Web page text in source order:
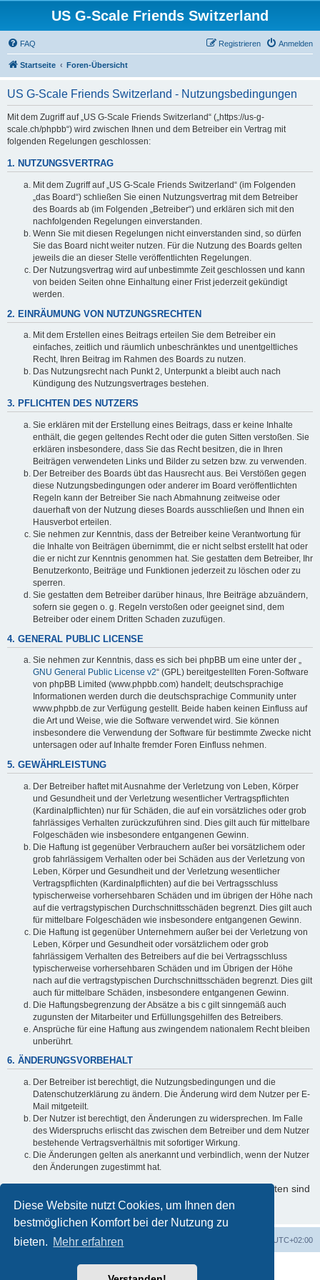
Diese Website nutzt Cookies, um Ihnen den
bestmöglichen Komfort bei der Nutzung zu
bieten. Mehr erfahren
US G-Scale Friends Switzerland
FAQ Anmelden
Registrieren
Startseite Foren-Übersicht
US G-Scale Friends Switzerland - Nutzungsbedingungen
Mit dem Zugriff auf „US G-Scale Friends Switzerland“ („https://us-g-
scale.ch/phpbb“) wird zwischen Ihnen und dem Betreiber ein Vertrag mit
folgenden Regelungen geschlossen:
1. NUTZUNGSVERTRAG
Mit dem Zugriff auf „US G-Scale Friends Switzerland“ (im Folgenden
„das Board“) schließen Sie einen Nutzungsvertrag mit dem Betreiber
des Boards ab (im Folgenden „Betreiber“) und erklären sich mit den
nachfolgenden Regelungen einverstanden.
Wenn Sie mit diesen Regelungen nicht einverstanden sind, so dürfen
Sie das Board nicht weiter nutzen. Für die Nutzung des Boards gelten
jeweils die an dieser Stelle veröffentlichten Regelungen.
Der Nutzungsvertrag wird auf unbestimmte Zeit geschlossen und kann
von beiden Seiten ohne Einhaltung einer Frist jederzeit gekündigt
werden.
2. EINRÄUMUNG VON NUTZUNGSRECHTEN
Mit dem Erstellen eines Beitrags erteilen Sie dem Betreiber ein
einfaches, zeitlich und räumlich unbeschränktes und unentgeltliches
Recht, Ihren Beitrag im Rahmen des Boards zu nutzen.
Das Nutzungsrecht nach Punkt 2, Unterpunkt a bleibt auch nach
Kündigung des Nutzungsvertrages bestehen.
3. PFLICHTEN DES NUTZERS
Sie erklären mit der Erstellung eines Beitrags, dass er keine Inhalte
enthält, die gegen geltendes Recht oder die guten Sitten verstoßen. Sie
erklären insbesondere, dass Sie das Recht besitzen, die in Ihren
Beiträgen verwendeten Links und Bilder zu setzen bzw. zu verwenden.
Der Betreiber des Boards übt das Hausrecht aus. Bei Verstößen gegen
diese Nutzungsbedingungen oder anderer im Board veröffentlichten
Regeln kann der Betreiber Sie nach Abmahnung zeitweise oder
dauerhaft von der Nutzung dieses Boards ausschließen und Ihnen ein
Hausverbot erteilen.
Sie nehmen zur Kenntnis, dass der Betreiber keine Verantwortung für
die Inhalte von Beiträgen übernimmt, die er nicht selbst erstellt hat oder
die er nicht zur Kenntnis genommen hat. Sie gestatten dem Betreiber, Ihr
Benutzerkonto, Beiträge und Funktionen jederzeit zu löschen oder zu
sperren.
Sie gestatten dem Betreiber darüber hinaus, Ihre Beiträge abzuändern,
sofern sie gegen o. g. Regeln verstoßen oder geeignet sind, dem
Betreiber oder einem Dritten Schaden zuzufügen.
4. GENERAL PUBLIC LICENSE
Sie nehmen zur Kenntnis, dass es sich bei phpBB um eine unter der „
GNU General Public License v2“ (GPL) bereitgestellten Foren-Software
von phpBB Limited (www.phpbb.com) handelt; deutschsprachige
Informationen werden durch die deutschsprachige Community unter
www.phpbb.de zur Verfügung gestellt. Beide haben keinen Einfluss auf
die Art und Weise, wie die Software verwendet wird. Sie können
insbesondere die Verwendung der Software für bestimmte Zwecke nicht
untersagen oder auf Inhalte fremder Foren Einfluss nehmen.
5. GEWÄHRLEISTUNG
Der Betreiber haftet mit Ausnahme der Verletzung von Leben, Körper
und Gesundheit und der Verletzung wesentlicher Vertragspflichten
(Kardinalpflichten) nur für Schäden, die auf ein vorsätzliches oder grob
fahrlässiges Verhalten zurückzuführen sind. Dies gilt auch für mittelbare
Folgeschäden wie insbesondere entgangenen Gewinn.
Die Haftung ist gegenüber Verbrauchern außer bei vorsätzlichem oder
grob fahrlässigem Verhalten oder bei Schäden aus der Verletzung von
Leben, Körper und Gesundheit und der Verletzung wesentlicher
Vertragspflichten (Kardinalpflichten) auf die bei Vertragsschluss
typischerweise vorhersehbaren Schäden und im übrigen der Höhe nach
auf die vertragstypischen Durchschnittsschäden begrenzt. Dies gilt auch
für mittelbare Folgeschäden wie insbesondere entgangenen Gewinn.
Die Haftung ist gegenüber Unternehmern außer bei der Verletzung von
Leben, Körper und Gesundheit oder vorsätzlichem oder grob
fahrlässigem Verhalten des Betreibers auf die bei Vertragsschluss
typischerweise vorhersehbaren Schäden und im Übrigen der Höhe
nach auf die vertragstypischen Durchschnittsschäden begrenzt. Dies gilt
auch für mittelbare Schäden, insbesondere entgangenen Gewinn.
Die Haftungsbegrenzung der Absätze a bis c gilt sinngemäß auch
zugunsten der Mitarbeiter und Erfüllungsgehilfen des Betreibers.
Ansprüche für eine Haftung aus zwingendem nationalem Recht bleiben
unberührt.
6. ÄNDERUNGSVORBEHALT
Der Betreiber ist berechtigt, die Nutzungsbedingungen und die
Datenschutzerklärung zu ändern. Die Änderung wird dem Nutzer per E-
Mail mitgeteilt.
Der Nutzer ist berechtigt, den Änderungen zu widersprechen. Im Falle
des Widerspruchs erlischt das zwischen dem Betreiber und dem Nutzer
bestehende Vertragsverhältnis mit sofortiger Wirkung.
Die Änderungen gelten als anerkannt und verbindlich, wenn der Nutzer
den Änderungen zugestimmt hat.
Informationen über den Umgang mit Ihren persönlichen Daten sind
in der Datenschutzerklärung enthalten.
Startseite Foren-Übersicht UTC+02:00
Powered byphpBB® Forum Software © phpBB Limited
Deutsche Übersetzung durch